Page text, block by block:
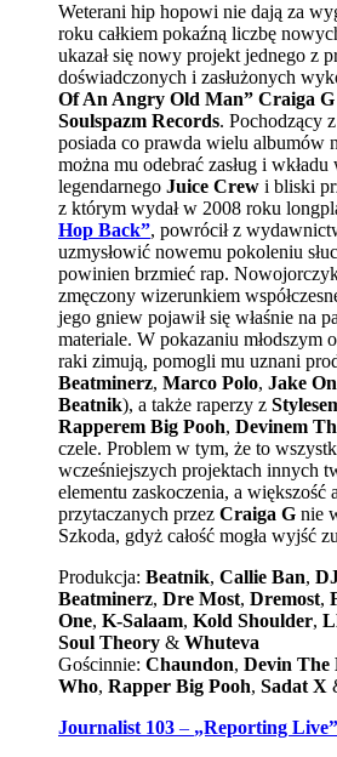
Weterani hip hopowi nie dają za
roku całkiem pokaźną liczbę
ukazał się nowy projekt jednego z
doświadczonych i zasłużonych
Of An Angry Old Man” Craiga G
Soulspazm Records. Pochodzący
posiada co prawda wielu albumów
można mu odebrać zasług i
legendarnego Juice Crew i bliski
z którym wydał w 2008 roku
Hop Back”, powrócił z
uzmysłowić nowemu pokoleniu
powinien brzmieć rap.
zmęczony wizerunkiem
jego gniew pojawił się właśnie na
materiale. W pokazaniu młodszym
raki zimują, pomogli mu uznani
Beatminerz, Marco Polo, Jake
Beatnik), a także raperzy z
Rapperem Big Pooh, Devinem
czele. Problem w tym, że to
wcześniejszych projektach innych
elementu zaskoczenia, a większość
przytaczanych przez Craiga G nie
Szkoda, gdyż całość mogła wyjść
Produkcja: Beatnik, Callie Ban,
Beatminerz, Dre Most, Dremost,
One, K-Salaam, Kold Shoulder,
Soul Theory & Whuteva
Gościnnie: Chaundon, Devin The
Who, Rapper Big Pooh, Sadat X
Journalist 103 – „Reporting Live”